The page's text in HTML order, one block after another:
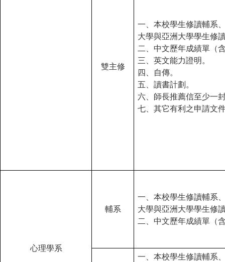
雙主修
一、本校學生修讀輔系
大學與亞洲大學學生修
二、中文歷年成績單（
三、英文能力證明。
四、自傳。
五、讀書計劃。
六、師長推薦信至少一
七、其它有利之申請文
心理學系
輔系
一、本校學生修讀輔系
大學與亞洲大學學生修
二、中文歷年成績單（
一、本校學生修讀輔系